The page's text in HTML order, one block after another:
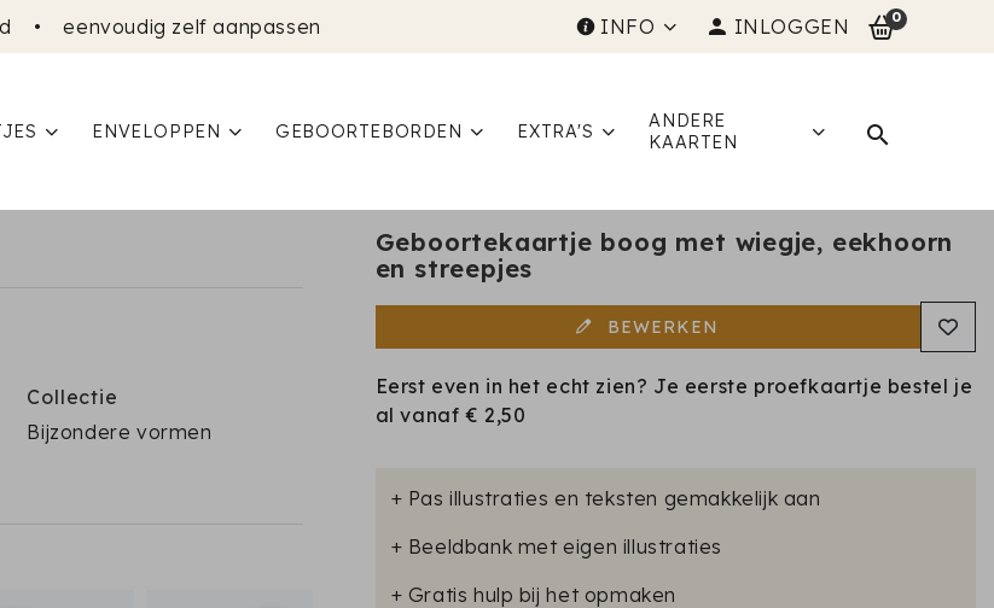
• eenvoudig zelf aanpassen INFO INLOGGEN 0
ENVELOPPEN GEBOORTEBORDEN EXTRA'S
ANDERE
KAARTEN
Collectie
Bijzondere vormen
Geboortekaartje boog met wiegje, eekhoorn
en streepjes
BEWERKEN
Eerst even in het echt zien? Je eerste proefkaartje bestel je
al vanaf € 2,50
+ Pas illustraties en teksten gemakkelijk aan
+ Beeldbank met eigen illustraties
+ Gratis hulp bij het opmaken